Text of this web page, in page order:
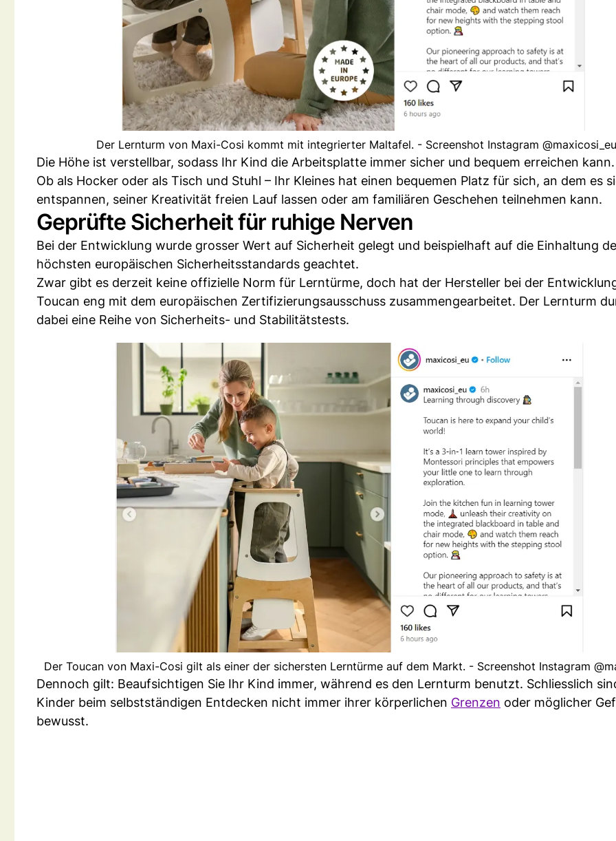
Der Lernturm von Maxi-Cosi kommt mit integrierter Maltafel. - Screenshot Instagram @maxicosi_eu
Die Höhe ist verstellbar, sodass Ihr Kind die Arbeitsplatte immer sicher und bequem erreichen kann.
Ob als Hocker oder als Tisch und Stuhl – Ihr Kleines hat einen bequemen Platz für sich, an dem es
entspannen, seiner Kreativität freien Lauf lassen oder am familiären Geschehen teilnehmen kann.
Geprüfte Sicherheit für ruhige Nerven
Bei der Entwicklung wurde grosser Wert auf Sicherheit gelegt und beispielhaft auf die Einhaltung
höchsten europäischen Sicherheitsstandards geachtet.
Zwar gibt es derzeit keine offizielle Norm für Lerntürme, doch hat der Hersteller bei der
Toucan eng mit dem europäischen Zertifizierungsausschuss zusammengearbeitet. Der Lernturm
dabei eine Reihe von Sicherheits- und Stabilitätstests.
Der Toucan von Maxi-Cosi gilt als einer der sichersten Lerntürme auf dem Markt. - Screenshot Instagram
Dennoch gilt: Beaufsichtigen Sie Ihr Kind immer, während es den Lernturm benutzt. Schliesslich
Kinder beim selbstständigen Entdecken nicht immer ihrer körperlichen Grenzen oder möglicher
bewusst.